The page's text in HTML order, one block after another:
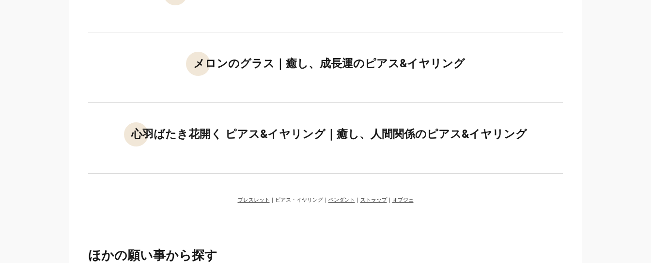
メロンのグラス｜癒し、成長運のピアス&イヤリング
心羽ばたき花開く ピアス&イヤリング｜癒し、人間関係のピアス&イヤリング
ブレスレット ｜ピアス・イヤリング｜ ペンダント ｜ ストラップ｜ オブジェ
ほかの願い事から探す